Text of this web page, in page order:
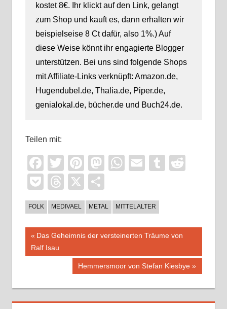
kostet 8€. Ihr klickt auf den Link, gelangt
zum Shop und kauft es, dann erhalten wir
beispielseise 8 Ct dafür, also 1%.) Auf
diese Weise könnt ihr engagierte Blogger
unterstützen. Bei uns sind folgende Shops
mit Affiliate-Links verknüpft: Amazon.de,
Hugendubel.de, Thalia.de, Piper.de,
genialokal.de, bücher.de und Buch24.de.
Teilen mit:
Facebook
TwitterPinterest
Mastodon
WhatsApp
EmailTumblr
PocketThreads
X
FOLK MEDIVAEL METAL MITTELALTER
Beitragsnavigation
Vorheriger
Beitrag:
Das Geheimnis der versteinerten Träume von
Ralf Isau
Nächster
Hemmersmoor von Stefan Kiesbye